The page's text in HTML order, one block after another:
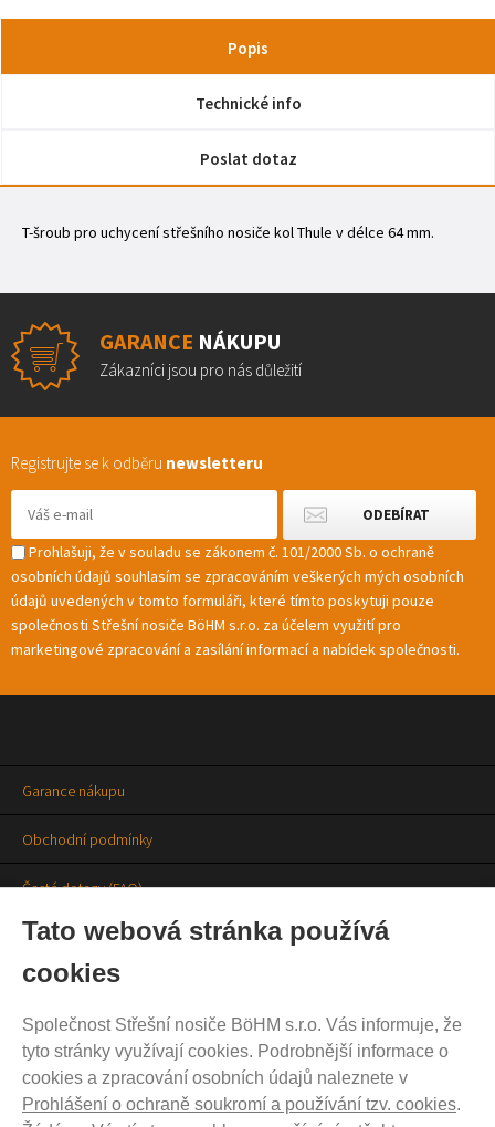
Tato webová stránka používá
cookies
Společnost Střešní nosiče BöHM s.r.o. Vás informuje, že
tyto stránky využívají cookies. Podrobnější informace o
cookies a zpracování osobních údajů naleznete v
Prohlášení o ochraně soukromí a používání tzv. cookies.
Popis
Technické info
Poslat dotaz
T-šroub pro uchycení střešního nosiče kol Thule v délce 64 mm.
GARANCE NÁKUPU
Zákazníci jsou pro nás důležití
Registrujte se k odběru newsletteru
Prohlašuji, že v souladu se zákonem č. 101/2000 Sb. o ochraně
osobních údajů souhlasím se zpracováním veškerých mých osobních
údajů uvedených v tomto formuláři, které tímto poskytuji pouze
společnosti Střešní nosiče BöHM s.r.o. za účelem využití pro
marketingové zpracování a zasílání informací a nabídek společnosti.
Garance nákupu
Obchodní podmínky
Časté dotazy (FAQ)
Prodejny
Aktuality
Kontakty
Ochrana soukromí